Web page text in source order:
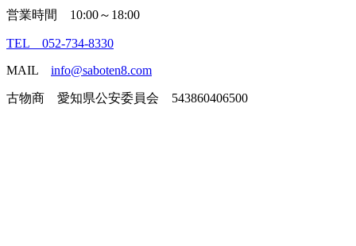
営業時間 10:00～18:00
TEL 052-734-8330
MAIL info@saboten8.com
古物商 愛知県公安委員会 543860406500